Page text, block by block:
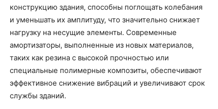
конструкцию здания, способны поглощать колебания
и уменьшать их амплитуду, что значительно снижает
нагрузку на несущие элементы. Современные
амортизаторы, выполненные из новых материалов,
таких как резина с высокой прочностью или
специальные полимерные композиты, обеспечивают
эффективное снижение вибраций и увеличивают срок
службы зданий.